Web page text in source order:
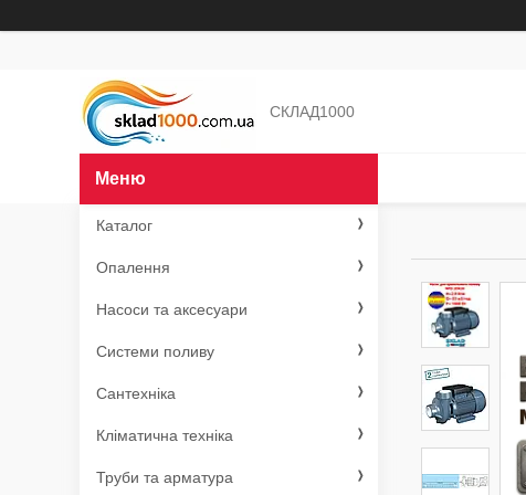
СКЛАД1000
Каталог
Опалення
Насоси та аксесуари
Системи поливу
Сантехніка
Кліматична техніка
Труби та арматура